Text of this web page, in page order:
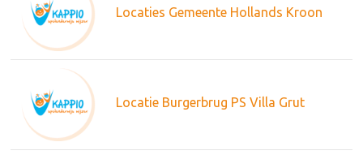
Locaties Gemeente Hollands Kroon
Locatie Burgerbrug PS Villa Grut